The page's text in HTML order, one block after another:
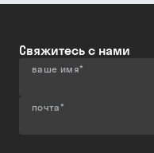
Свяжитесь с нами
ваше имя*
почта*